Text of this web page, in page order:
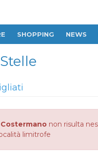
SHOPPING NEWS
Costermanonon risulta
limitrofe